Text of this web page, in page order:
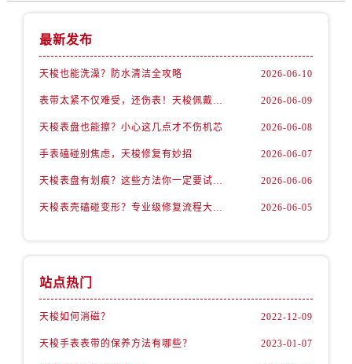
最新发布
天梭也能洗澡？防水清洁全攻略 2026-06-10
表带太紧不仅难受，还伤表！天梭佩戴优化技巧 2026-06-09
天梭表盘也能擦？小心这几点才不伤机芯 2026-06-08
手表磕碰别焦虑，天梭修复有妙招 2026-06-07
天梭表盘有划痕？这些方法你一定要试试！ 2026-06-06
天梭表壳磕碰变形？专业级修复流程大公开 2026-06-05
站点热门
天梭如何消磁？ 2022-12-09
天梭手表表带的保养方法有哪些？ 2023-01-07